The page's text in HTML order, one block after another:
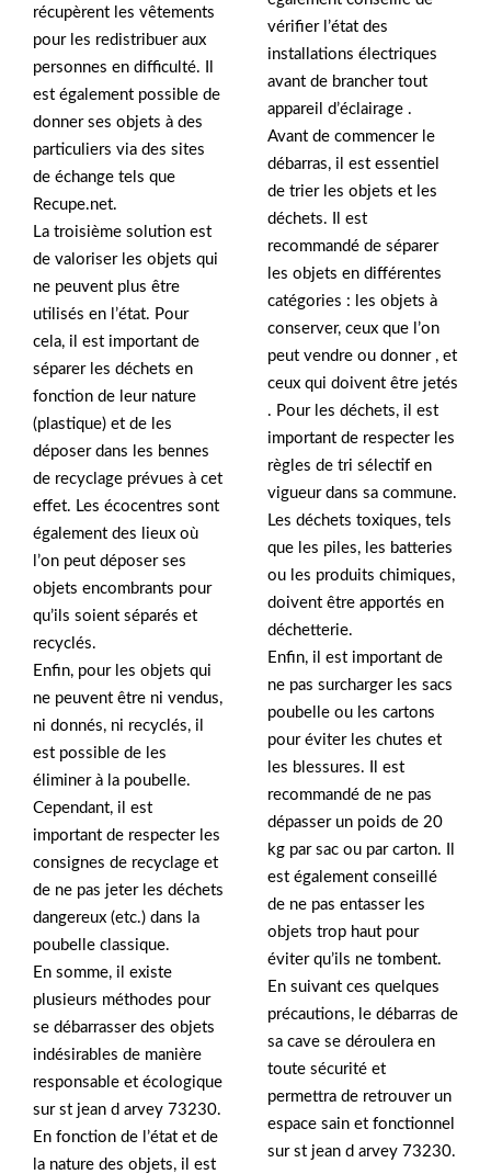
récupèrent les vêtements
pour les redistribuer aux
personnes en difficulté. Il
est également possible de
donner ses objets à des
particuliers via des sites
de échange tels que
Recupe.net.
La troisième solution est
de valoriser les objets qui
ne peuvent plus être
utilisés en l’état. Pour
cela, il est important de
séparer les déchets en
fonction de leur nature
(plastique) et de les
déposer dans les bennes
de recyclage prévues à cet
effet. Les écocentres sont
également des lieux où
l’on peut déposer ses
objets encombrants pour
qu’ils soient séparés et
recyclés.
Enfin, pour les objets qui
ne peuvent être ni vendus,
ni donnés, ni recyclés, il
est possible de les
éliminer à la poubelle.
Cependant, il est
important de respecter les
consignes de recyclage et
de ne pas jeter les déchets
dangereux (etc.) dans la
poubelle classique.
En somme, il existe
plusieurs méthodes pour
se débarrasser des objets
indésirables de manière
responsable et écologique
sur st jean d arvey 73230.
En fonction de l’état et de
la nature des objets, il est
vérifier l’état des
installations électriques
avant de brancher tout
appareil d’éclairage .
Avant de commencer le
débarras, il est essentiel
de trier les objets et les
déchets. Il est
recommandé de séparer
les objets en différentes
catégories : les objets à
conserver, ceux que l’on
peut vendre ou donner , et
ceux qui doivent être jetés
. Pour les déchets, il est
important de respecter les
règles de tri sélectif en
vigueur dans sa commune.
Les déchets toxiques, tels
que les piles, les batteries
ou les produits chimiques,
doivent être apportés en
déchetterie.
Enfin, il est important de
ne pas surcharger les sacs
poubelle ou les cartons
pour éviter les chutes et
les blessures. Il est
recommandé de ne pas
dépasser un poids de 20
kg par sac ou par carton. Il
est également conseillé
de ne pas entasser les
objets trop haut pour
éviter qu’ils ne tombent.
En suivant ces quelques
précautions, le débarras de
sa cave se déroulera en
toute sécurité et
permettra de retrouver un
espace sain et fonctionnel
sur st jean d arvey 73230.